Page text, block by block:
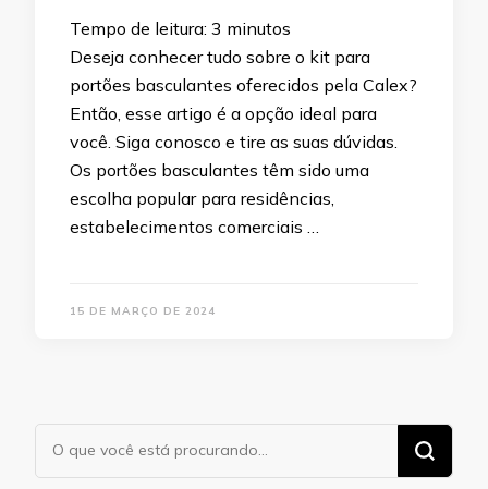
Tempo de leitura: 3 minutos
Deseja conhecer tudo sobre o kit para
portões basculantes oferecidos pela Calex?
Então, esse artigo é a opção ideal para
você. Siga conosco e tire as suas dúvidas.
Os portões basculantes têm sido uma
escolha popular para residências,
estabelecimentos comerciais …
15 DE MARÇO DE 2024
Procurando
algo?